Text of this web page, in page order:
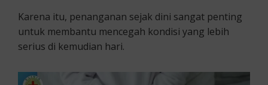
Karena itu, penanganan sejak dini sangat penting
untuk membantu mencegah kondisi yang lebih
serius di kemudian hari.